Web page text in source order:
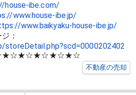
house-ibe.com/
www.house-ibe.jp/
www.baikyaku-house-ibe.jp/
：
storeDetail.php?scd=0000202402
不動産の売却